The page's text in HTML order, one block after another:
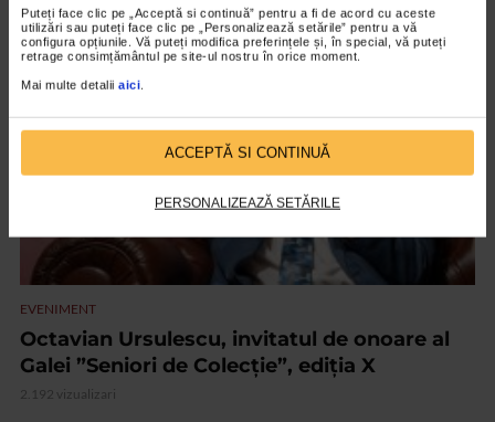
Puteți face clic pe „Acceptă si continuă” pentru a fi de acord cu aceste
utilizări sau puteți face clic pe „Personalizează setările” pentru a vă
configura opțiunile. Vă puteți modifica preferințele și, în special, vă puteți
retrage consimțământul pe site-ul nostru în orice moment.
Mai multe detalii aici
ACCEPTĂ SI CONTINUĂ
PERSONALIZEAZĂ SETĂRILE
ARTICOLE ASEMANATOARE
VIDEO
EVENIMENT
Octavian Ursulescu, invitatul de onoare al
Galei ”Seniori de Colecție”, ediția X
2.192 vizualizari